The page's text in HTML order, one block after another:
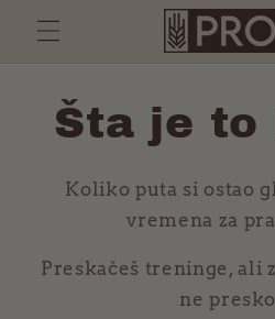
Preskoči
Šta je to
Koliko puta si ostao
vremena za
Preskačeš treninge, ali
ne